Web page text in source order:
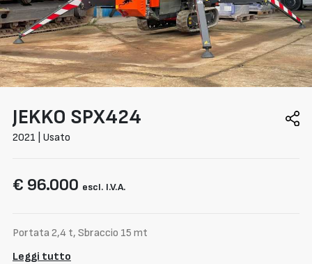
JEKKO SPX424
2021 | Usato
€ 96.000 escl. I.V.A.
Portata 2,4 t, Sbraccio 15 mt
Leggi tutto